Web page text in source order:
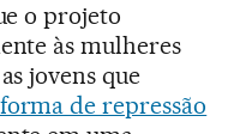
o projeto
às mulheres
jovens que
de repressão